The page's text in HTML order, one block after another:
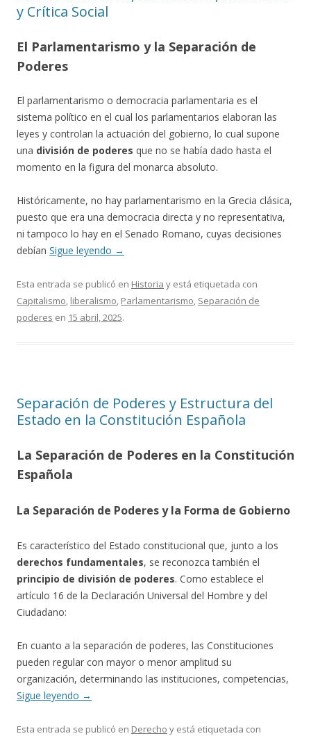
y Crítica Social
El Parlamentarismo y la Separación de
Poderes
El parlamentarismo o democracia parlamentaria es el
sistema político en el cual los parlamentarios elaboran las
leyes y controlan la actuación del gobierno, lo cual supone
una división de poderes que no se había dado hasta el
momento en la figura del monarca absoluto.
Históricamente, no hay parlamentarismo en la Grecia clásica,
puesto que era una democracia directa y no representativa,
ni tampoco lo hay en el Senado Romano, cuyas decisiones
debían Sigue leyendo →
Esta entrada se publicó en Historia y está etiquetada con
Capitalismo, liberalismo, Parlamentarismo, Separación de
poderes en 15 abril, 2025.
Separación de Poderes y Estructura del
Estado en la Constitución Española
La Separación de Poderes en la Constitución
Española
La Separación de Poderes y la Forma de Gobierno
Es característico del Estado constitucional que, junto a los
derechos fundamentales, se reconozca también el
principio de división de poderes. Como establece el
artículo 16 de la Declaración Universal del Hombre y del
Ciudadano:
En cuanto a la separación de poderes, las Constituciones
pueden regular con mayor o menor amplitud su
organización, determinando las instituciones, competencias,
Sigue leyendo →
Esta entrada se publicó en Derecho y está etiquetada con